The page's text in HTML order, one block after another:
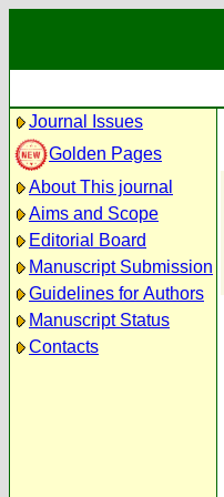
Journal Issues
Golden Pages
About This journal
Aims and Scope
Editorial Board
Manuscript Submission
Guidelines for Authors
Manuscript Status
Contacts